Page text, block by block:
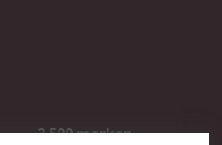
2.500 merken